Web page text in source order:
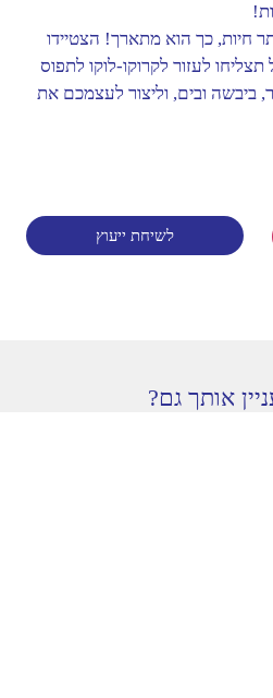
חיות, כך הוא מתארך! הצטיידו
לעזור לקרוקו-לוקו לתפוס
ביבשה ובים, וליצור לעצמכם את
לשיחת ייעוץ
אותך גם?